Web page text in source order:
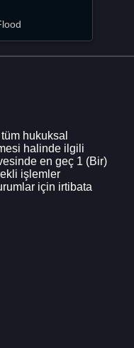
hukuksal
halinde ilgili
en geç 1 (Bir)
işlemler
için irtibata